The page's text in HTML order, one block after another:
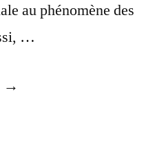
au phénomène des
…
« Les